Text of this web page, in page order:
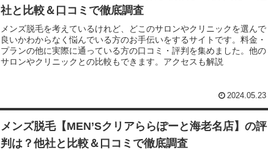
社と比較＆口コミで徹底調査
メンズ脱毛を考えているけれど、どこのサロンやクリニックを選んで
良いかわからなく悩んでいる方のお手伝いをするサイトです。料金・
プランの他に実際に通っている方の口コミ・評判を集めました。他の
サロンやクリニックとの比較もできます。アクセスも解説
2024.05.23
メンズ脱毛【MEN’Sクリアららぽーと海老名店】の評
判は？他社と比較＆口コミで徹底調査